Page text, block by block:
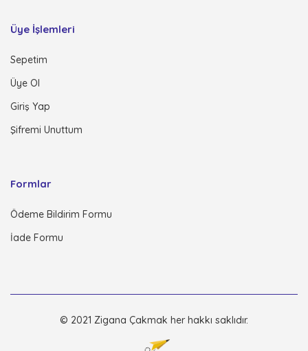
Üye İşlemleri
Sepetim
Üye Ol
Giriş Yap
Şifremi Unuttum
Formlar
Ödeme Bildirim Formu
İade Formu
© 2021 Zigana Çakmak her hakkı saklıdır.